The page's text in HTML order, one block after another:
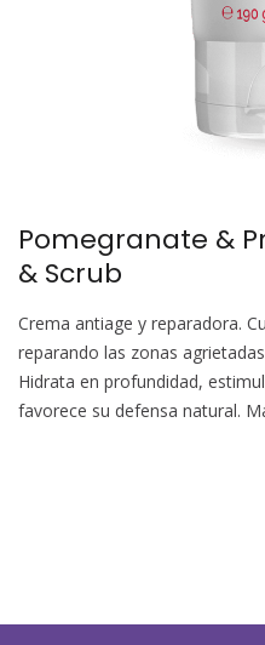
Pomegranate &
& Scrub
Crema antiage y reparadora.
reparando las zonas
Hidrata en profundidad,
favorece su defensa natural.